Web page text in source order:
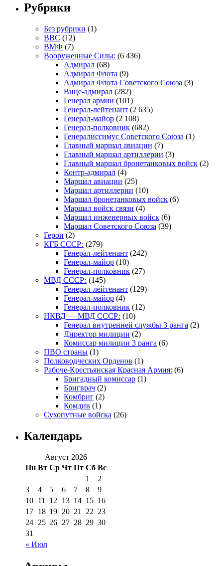
Рубрики
Без рубрики (1)
ВВС (12)
ВМФ (7)
Вооруженные Силы: (6 436)
Адмирал (68)
Адмирал Флота (9)
Адмирал Флота Советского Союза (3)
Вице-адмирал (282)
Генерал армии (101)
Генерал-лейтенант (2 635)
Генерал-майор (2 108)
Генерал-полковник (682)
Генералиссимус Советского Союза (1)
Главный маршал авиации (7)
Главный маршал артиллерии (3)
Главный маршал бронетанковых войск (2)
Контр-адмирал (4)
Маршал авиации (25)
Маршал артиллерии (10)
Маршал бронетанковых войск (6)
Маршал войск связи (4)
Маршал инженерных войск (6)
Маршал Советского Союза (39)
Герои (2)
КГБ СССР: (279)
Генерал-лейтенант (242)
Генерал-майор (10)
Генерал-полковник (27)
МВД СССР: (145)
Генерал-лейтенант (129)
Генерал-майор (4)
Генерал-полковник (12)
НКВД — МВД СССР: (10)
Генерал внутренней службы 3 ранга (2)
Директор милиции (2)
Комиссар милиции 3 ранга (6)
ПВО страны (1)
Полководческих Орденов (1)
Рабоче-Крестьянская Красная Армия: (6)
Бригадный комиссар (1)
Бригврач (2)
Комбриг (2)
Комдив (1)
Сухопутные войска (26)
Календарь
Август 2026
Пн Вт Ср Чт Пт Сб Вс
« Июл
1
2
3
4 5 6 7 8
9
10 11 12 13 14 15 16
17 18 19 20 21 22 23
24 25 26 27 28 29 30
31